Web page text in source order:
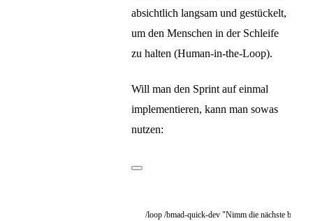
absichtlich langsam und gestückelt,
um den Menschen in der Schleife
zu halten (Human-in-the-Loop).
Will man den Sprint auf einmal
implementieren, kann man sowas
nutzen:
/loop /bmad-quick-dev "Nimm die nächste